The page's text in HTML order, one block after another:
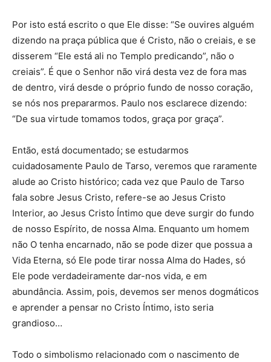
Por isto está escrito o que Ele disse: “Se ouvires alguém
dizendo na praça pública que é Cristo, não o creiais, e se
disserem “Ele está ali no Templo predicando”, não o
creiais”. É que o Senhor não virá desta vez de fora mas
de dentro, virá desde o próprio fundo de nosso coração,
se nós nos prepararmos. Paulo nos esclarece dizendo:
“De sua virtude tomamos todos, graça por graça”.
Então, está documentado; se estudarmos
cuidadosamente Paulo de Tarso, veremos que raramente
alude ao Cristo histórico; cada vez que Paulo de Tarso
fala sobre Jesus Cristo, refere-se ao Jesus Cristo
Interior, ao Jesus Cristo Íntimo que deve surgir do fundo
de nosso Espírito, de nossa Alma. Enquanto um homem
não O tenha encarnado, não se pode dizer que possua a
Vida Eterna, só Ele pode tirar nossa Alma do Hades, só
Ele pode verdadeiramente dar-nos vida, e em
abundância. Assim, pois, devemos ser menos dogmáticos
e aprender a pensar no Cristo Íntimo, isto seria
grandioso…
Todo o simbolismo relacionado com o nascimento de